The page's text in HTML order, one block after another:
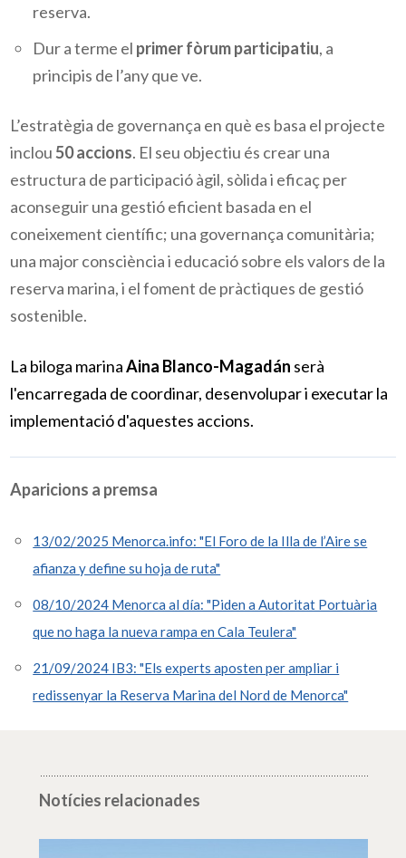
reserva.
Dur a terme el primer fòrum participatiu, a
principis de l’any que ve.
L’estratègia de governança en què es basa el projecte
inclou50 accions. El seu objectiu és crear una
estructura de participació àgil, sòlida i eficaç per
aconseguir una gestió eficient basada en el
coneixement científic; una governança comunitària;
una major consciència i educació sobre els valors de la
reserva marina, i el foment de pràctiques de gestió
sostenible.
La biloga marinaAina Blanco-Magadán serà
l'encarregada de coordinar, desenvolupar i executar la
implementació d'aquestes accions.
Aparicions a premsa
13/02/2025 Menorca.info: "El Foro de la Illa de l’Aire se
afianza y define su hoja de ruta"
08/10/2024 Menorca al día: "Piden a Autoritat Portuària
que no haga la nueva rampa en Cala Teulera"
21/09/2024 IB3: "Els experts aposten per ampliar i
redissenyar la Reserva Marina del Nord de Menorca"
Notícies relacionades